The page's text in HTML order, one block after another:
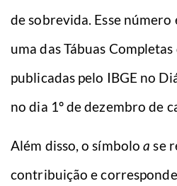
de sobrevida. Esse
uma das Tábuas
publicadas pelo IBGE no
no dia 1º de dezembro de
Além disso, o símboloa se
contribuição e